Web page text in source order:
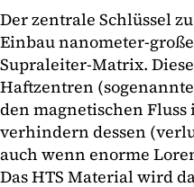
Der zentrale Schlüssel
Einbau nanometer-
Supraleiter-Matrix.
Haftzentren
den magnetischen
verhindern dessen
auch wenn enorme
Das HTS Material wird